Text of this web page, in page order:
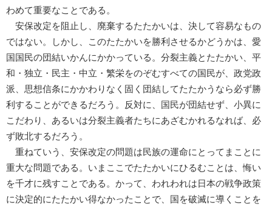
わめて重要なことである。
安保改定を阻止し、廃棄するたたかいは、決して容易なもの
ではない。しかし、このたたかいを勝利させるかどうかは、愛
国国民の団結いかんにかかっている。分裂主義とたたかい、平
和・独立・民主・中立・繁栄をのぞむすべての国民が、政党政
派、思想信条にかかわりなく固く団結してたたかうなら必ず勝
利することができるだろう。反対に、国民が団結せず、小異に
こだわり、あるいは分裂主義者たちにあざむかれるなれば、必
ず敗北するだろう。
重ねていう、安保改定の問題は民族の運命にとってまことに
重大な問題である。いまここでたたかいにひるむことは、悔い
を千才に残すことである。かって、われわれは日本の戦争政策
に決定的にたたかい得なかったことで、国を破滅に導くことを